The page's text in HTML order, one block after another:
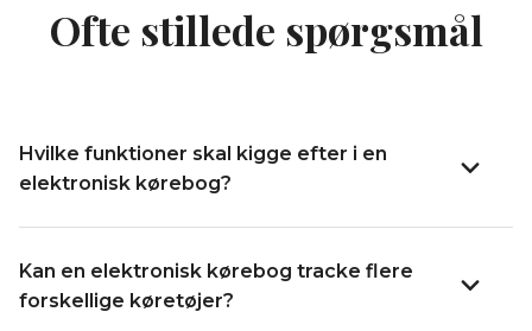
Ofte stillede spørgsmål
Hvilke funktioner skal kigge efter i en
elektronisk kørebog?
Kan en elektronisk kørebog tracke flere
forskellige køretøjer?